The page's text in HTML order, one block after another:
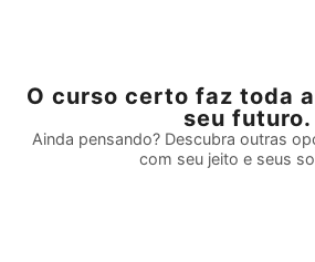
O curso certo faz toda
seu futuro.
Ainda pensando? Descubra outras
com seu jeito e seus